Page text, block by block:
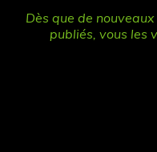
Dès que de
publiés, vous les